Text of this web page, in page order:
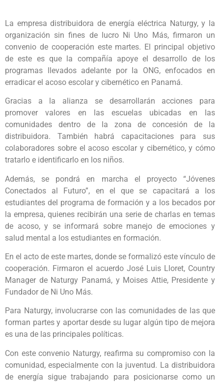
La empresa distribuidora de energía eléctrica Naturgy, y la
organización sin fines de lucro Ni Uno Más, firmaron un
convenio de cooperación este martes. El principal objetivo
de este es que la compañía apoye el desarrollo de los
programas llevados adelante por la ONG, enfocados en
erradicar el acoso escolar y cibernético en Panamá.
Gracias a la alianza se desarrollarán acciones para
promover valores en las escuelas ubicadas en las
comunidades dentro de la zona de concesión de la
distribuidora. También habrá capacitaciones para sus
colaboradores sobre el acoso escolar y cibernético, y cómo
tratarlo e identificarlo en los niños.
Además, se pondrá en marcha el proyecto “Jóvenes
Conectados al Futuro”, en el que se capacitará a los
estudiantes del programa de formación y a los becados por
la empresa, quienes recibirán una serie de charlas en temas
de acoso, y se informará sobre manejo de emociones y
salud mental a los estudiantes en formación.
En el acto de este martes, donde se formalizó este vínculo de
cooperación. Firmaron el acuerdo José Luis Lloret, Country
Manager de Naturgy Panamá, y Moises Attie, Presidente y
Fundador de Ni Uno Más.
Para Naturgy, involucrarse con las comunidades de las que
forman partes y aportar desde su lugar algún tipo de mejora
es una de las principales políticas.
Con este convenio Naturgy, reafirma su compromiso con la
comunidad, especialmente con la juventud. La distribuidora
de energía sigue trabajando para posicionarse como un